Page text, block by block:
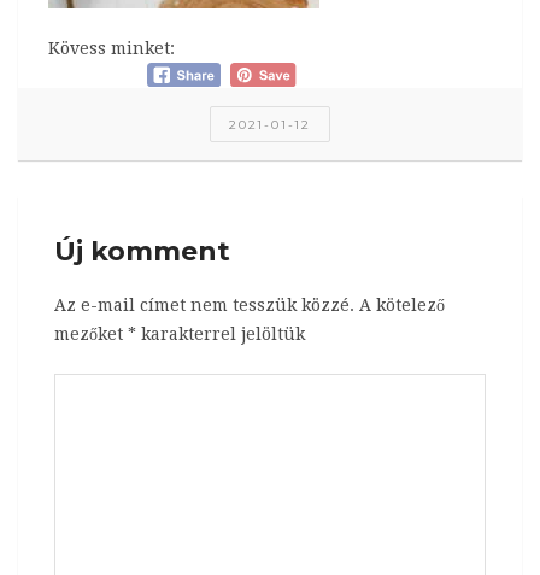
Kövess minket:
2021-01-12
Új komment
Az e-mail címet nem tesszük közzé. A kötelező
mezőket * karakterrel jelöltük